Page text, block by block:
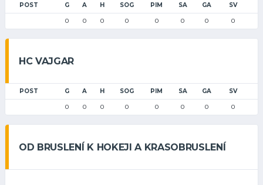
POST G A H SOG PIM SA GA SV
0 0 0 0 0 0 0 0
HC VAJGAR
POST G A H SOG PIM SA GA SV
0 0 0 0 0 0 0 0
OD BRUSLENÍ K HOKEJI A KRASOBRUSLENÍ